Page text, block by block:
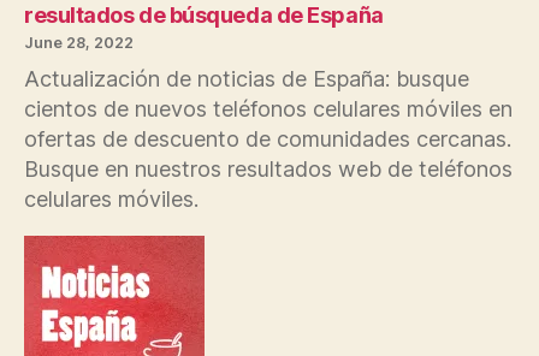
resultados de búsqueda de España
June 28, 2022
Actualización de noticias de España: busque
cientos de nuevos teléfonos celulares móviles en
ofertas de descuento de comunidades cercanas.
Busque en nuestros resultados web de teléfonos
celulares móviles.